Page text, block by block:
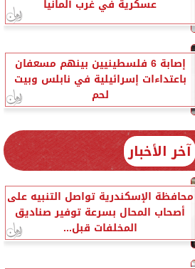
عسكرية في غرب ألمانيا
إصابة 6 فلسطينيين بينهم مسعفان
باعتداءات إسرائيلية في نابلس وبيت
لحم
آخر الأخبار
محافظة الإسكندرية تواصل التنبيه على
أصحاب المحال بسرعة توفير صناديق
المخلفات قبل...